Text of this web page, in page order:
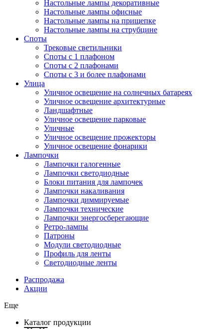
Настольные лампы декоративные
Настольные лампы офисные
Настольные лампы на прищепке
Настольные лампы на струбцине
Споты
Трековые светильники
Споты с 1 плафоном
Споты с 2 плафонами
Споты с 3 и более плафонами
Улица
Уличное освещение на солнечных батареях
Уличное освещение архитектурные
Ландшафтные
Уличное освещение парковые
Уличные
Уличное освещение прожекторы
Уличное освещение фонарики
Лампочки
Лампочки галогенные
Лампочки светодиодные
Блоки питания для лампочек
Лампочки накаливания
Лампочки диммируемые
Лампочки технические
Лампочки энергосберегающие
Ретро-лампы
Патроны
Модули светодиодные
Профиль для ленты
Светодиодные ленты
Распродажа
Акции
Еще
Каталог продукции